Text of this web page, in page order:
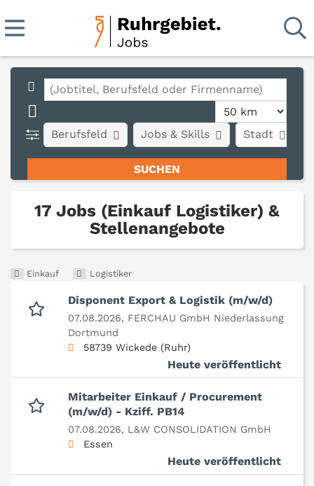
Stadt
Berufsfeld Jobs & Skills
17 Jobs (Einkauf Logistiker) &
Stellenangebote
Einkauf Logistiker
Disponent Export & Logistik (m/w/d)
07.08.2026, FERCHAU GmbH Niederlassung
Dortmund
58739 Wickede (Ruhr)
Heute veröffentlicht
Mitarbeiter Einkauf / Procurement
(m/w/d) - Kziff. PB14
07.08.2026, L&W CONSOLIDATION GmbH
Essen
Heute veröffentlicht